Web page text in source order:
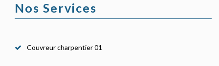
Nos Services
Couvreur charpentier 01